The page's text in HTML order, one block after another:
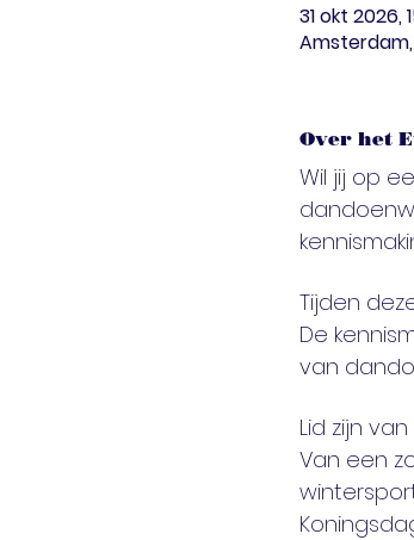
31 okt 2026,
Amsterdam,
Over het
Wil jij op
Tijden
De
van
Lid zijn
Van een